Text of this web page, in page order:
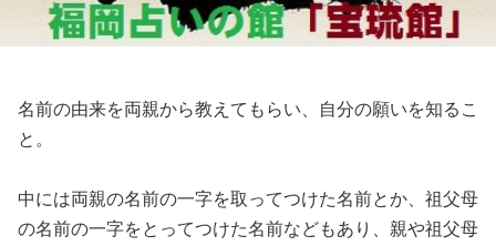
名前の由来を両親から教えてもらい、自分の願いを知るこ
と。
中には両親の名前の一字を取ってつけた名前とか、祖父母
の名前の一字をとってつけた名前などもあり、親や祖父母